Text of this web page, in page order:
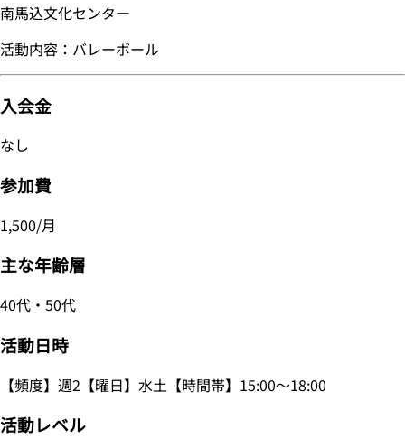
南馬込文化センター
活動内容：バレーボール
入会金
なし
参加費
1,500/月
主な年齢層
40代・50代
活動日時
【頻度】週2【曜日】水土【時間帯】15:00～18:00
活動レベル